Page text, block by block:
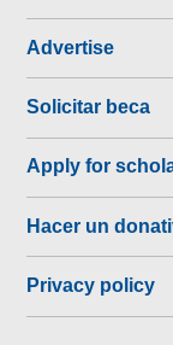
Advertise
Solicitar beca
Apply for
Hacer un
Privacy policy